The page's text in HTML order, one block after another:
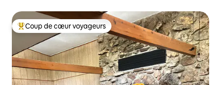
Coups de cœur voyageurs les plus appréciés
Coup de cœur voyageurs